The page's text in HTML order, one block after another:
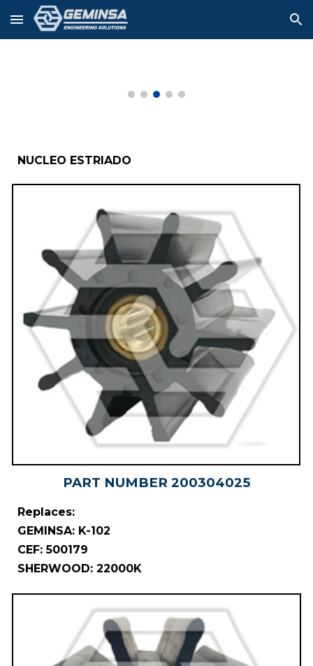
Skip to main content Skip to navigation
NUCLEO ESTRIADO
PART NUMBER 200304025
Replaces:
GEMINSA: K-102
CEF: 500179
SHERWOOD: 22000K